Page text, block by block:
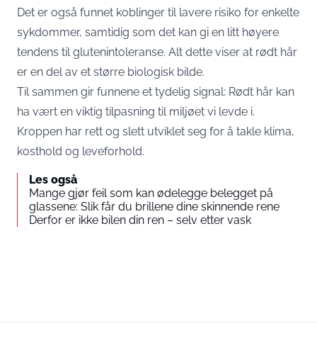
Det er også funnet koblinger til lavere risiko for enkelte
sykdommer, samtidig som det kan gi en litt høyere
tendens til glutenintoleranse. Alt dette viser at rødt hår
er en del av et større biologisk bilde.
Til sammen gir funnene et tydelig signal: Rødt hår kan
ha vært en viktig tilpasning til miljøet vi levde i.
Kroppen har rett og slett utviklet seg for å takle klima,
kosthold og leveforhold.
Les også
Mange gjør feil som kan ødelegge belegget på
glassene: Slik får du brillene dine skinnende rene
Derfor er ikke bilen din ren – selv etter vask